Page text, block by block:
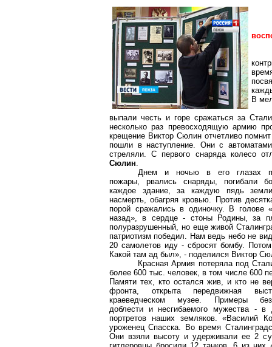
В
выпали честь и горе сражаться за
несколько раз превосходящую армию
крещение Виктор Сюлин отчетливо
пошли в наступление. Они с
стреляли. С первого снаряда колесо
Сюлин.
Днем и ночью в его глазах
пожары, рвались снаряды, погибали
каждое здание, за каждую пядь
насмерть, обагряя кровью. Против
порой сражались в одиночку. В голове
назад», в сердце - стоны Родины, за
полуразрушенный, но еще живой
патриотизм победил. Нам ведь небо не
20 самолетов иду - сбросят бомбу.
Какой там ад был», - поделился Виктор
Красная Армия потеряла под
более 600 тыс. человек, в том числе 600
Памяти тех, кто остался жив, и кто не
фронта, открыта передвижная
краеведческом музее. Примеры
доблести и несгибаемого мужества - в
портретов наших земляков. «Василий
уроженец Спасска. Во время
Они взяли высоту и удерживали ее 2